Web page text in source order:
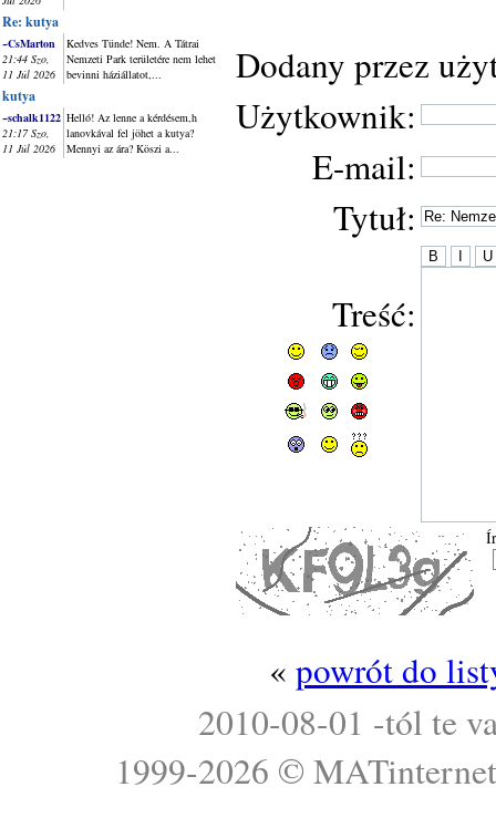
Re: kutya
~CsMarton
21:44 Szo,
11 Júl 2026
Kedves Tünde! Nem. A Tátrai
Nemzeti Park területére nem lehet
bevinni háziállatot,...
kutya
~schalk1122
21:17 Szo,
11 Júl 2026
Helló! Az lenne a kérdésem,h
lanovkával fel jöhet a kutya?
Mennyi az ára? Köszi a...
Dodany przez
Użytkownik:
E-mail:
Tytuł:
Treść:
« powrót do
2010-08-01 -tól te
1999-2026 © MATinternet